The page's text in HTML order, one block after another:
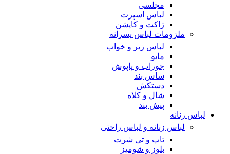
مجلسی
لباس اسپرت
ژاکت و کاپشن
ملزومات لباس پسرانه
لباس زیر و خواب
مایو
جوراب و پاپوش
ساس بند
دستکش
شال و کلاه
پیش بند
لباس زنانه
لباس زنانه و لباس راحتی
تاپ و تی شرت
بلوز و شومیز